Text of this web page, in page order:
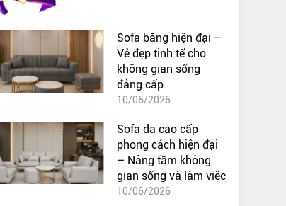
Sofa băng hiện đại –
Vẻ đẹp tinh tế cho
không gian sống
đẳng cấp
10/06/2026
Sofa da cao cấp
phong cách hiện đại
– Nâng tầm không
gian sống và làm việc
10/06/2026